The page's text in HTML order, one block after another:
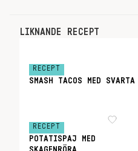
LIKNANDE RECEPT
RECEPT
SMASH TACOS MED SVARTA
RECEPT
POTATISPAJ MED